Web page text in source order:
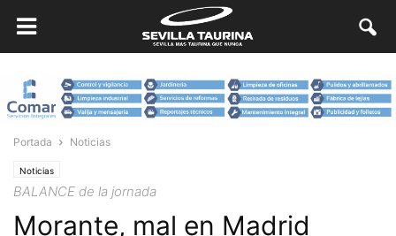
Portada Noticias
Noticias
BALANCE de la jornada
Morante, mal en Madrid